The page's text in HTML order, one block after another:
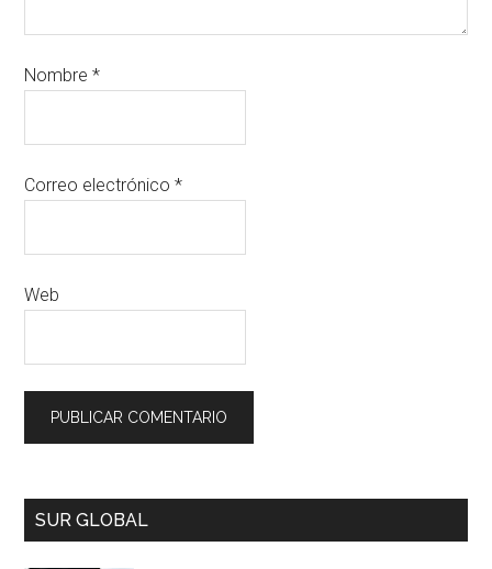
Nombre*
Correo electrónico*
Web
SUR GLOBAL